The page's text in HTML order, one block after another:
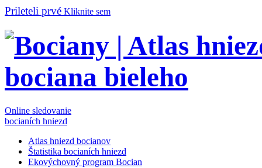
Prileteli prvé Kliknite sem
Online sledovanie
bocianích hniezd
Atlas hniezd bocianov
Štatistika bocianích hniezd
Ekovýchovný program Bocian